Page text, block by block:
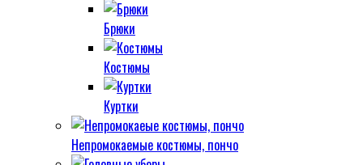
Брюки
Костюмы
Куртки
Непромокаемые костюмы, пончо